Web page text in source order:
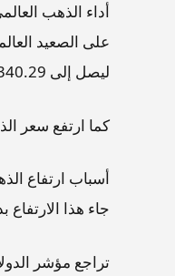
أداء الذهب
ليصل إلى 3340.29 دولار للأوقية (الأونصة).
كما ارتفع سعر الذهب في
أسباب ارتفاع
جاء هذا
تراجع مؤشر